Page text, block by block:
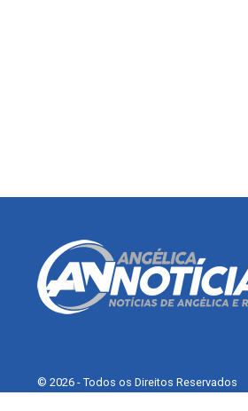
© 2026 - Todos os Direitos Reservados